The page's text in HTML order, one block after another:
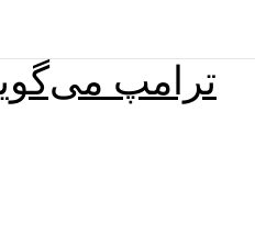
ترامپ